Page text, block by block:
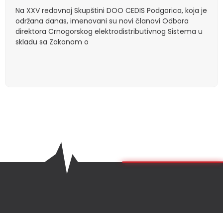
Na XXV redovnoj Skupštini DOO CEDIS Podgorica, koja je
održana danas, imenovani su novi članovi Odbora
direktora Crnogorskog elektrodistributivnog Sistema u
skladu sa Zakonom o